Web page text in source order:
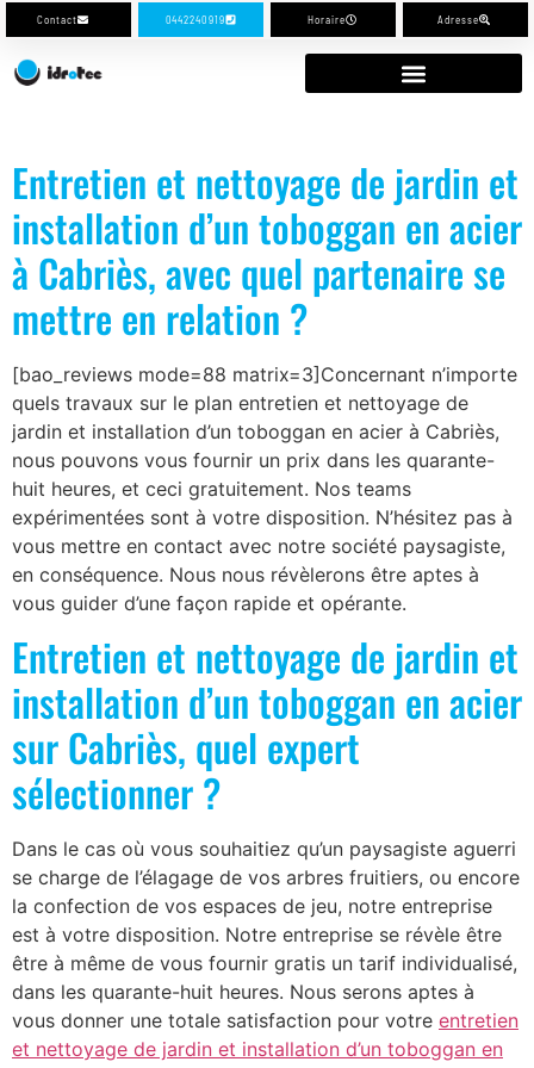
Contact 0442240919 Horaire Adresse
Entretien et nettoyage de jardin et
installation d’un toboggan en acier
à Cabriès, avec quel partenaire se
mettre en relation ?
[bao_reviews mode=88 matrix=3]Concernant n’importe
quels travaux sur le plan entretien et nettoyage de
jardin et installation d’un toboggan en acier à Cabriès,
nous pouvons vous fournir un prix dans les quarante-
huit heures, et ceci gratuitement. Nos teams
expérimentées sont à votre disposition. N’hésitez pas à
vous mettre en contact avec notre société paysagiste,
en conséquence. Nous nous révèlerons être aptes à
vous guider d’une façon rapide et opérante.
Entretien et nettoyage de jardin et
installation d’un toboggan en acier
sur Cabriès, quel expert
sélectionner ?
Dans le cas où vous souhaitiez qu’un paysagiste aguerri
se charge de l’élagage de vos arbres fruitiers, ou encore
la confection de vos espaces de jeu, notre entreprise
est à votre disposition. Notre entreprise se révèle être
être à même de vous fournir gratis un tarif individualisé,
dans les quarante-huit heures. Nous serons aptes à
vous donner une totale satisfaction pour votre entretien
et nettoyage de jardin et installation d’un toboggan en